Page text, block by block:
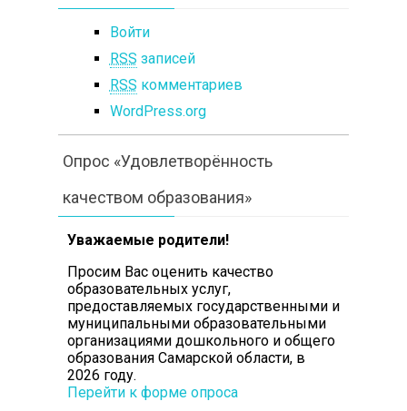
Войти
RSS записей
RSS комментариев
WordPress.org
Опрос «Удовлетворённость
качеством образования»
Уважаемые родители!
Просим Вас оценить качество
образовательных услуг,
предоставляемых государственными и
муниципальными образовательными
организациями дошкольного и общего
образования Самарской области, в
2026 году.
Перейти к форме опроса